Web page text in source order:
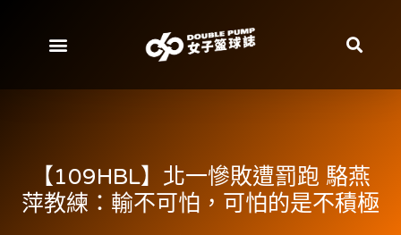
【109HBL】北一慘敗遭罰跑 駱燕
萍教練：輸不可怕，可怕的是不積極